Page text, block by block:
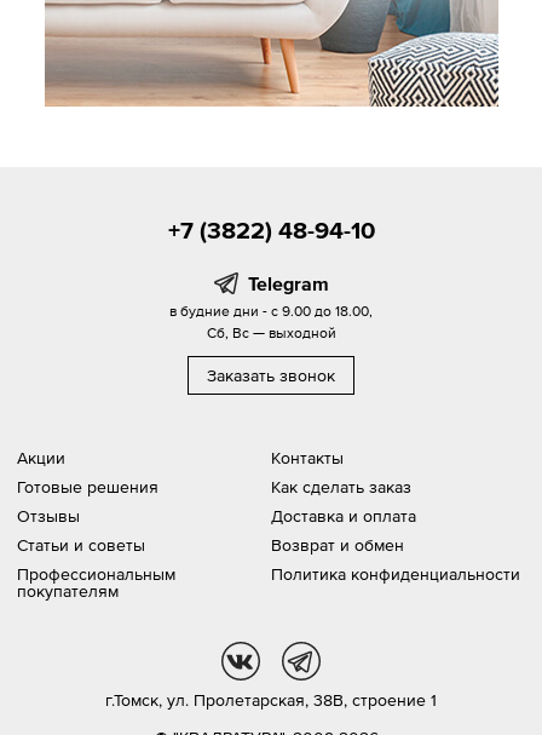
Акции
Готовые решения
Отзывы
Статьи и советы
Профессиональным
покупателям
Контакты
Как сделать заказ
Доставка и оплата
Возврат и обмен
Политика конфиденциальности
+7 (3822) 48-94-10
Telegram
в будние дни - с 9.00 до 18.00,
Сб, Вс — выходной
Заказать звонок
г.Томск, ул. Пролетарская, 38В, строение 1